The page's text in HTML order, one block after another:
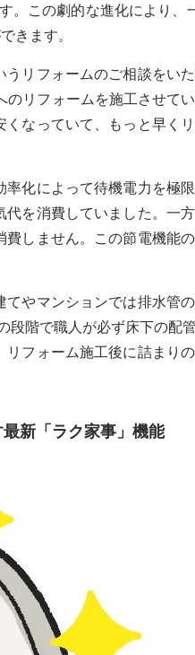
。この劇的な進化により、
きます。
リフォームのご相談をい
リフォームを施工させて
なっていて、もっと早く
化によって待機電力を極
を消費していました。一
しません。この節電機能
やマンションでは排水管
階で職人が必ず床下の配
フォーム施工後に詰まり
新「ラク家事」機能